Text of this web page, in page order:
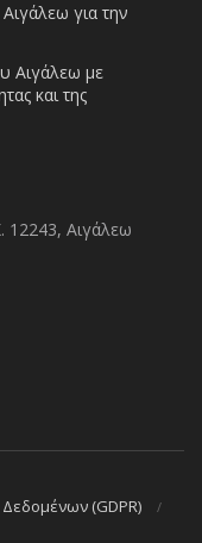
για την
Αιγάλεω με
και της
12243, Αιγάλεω
(GDPR)